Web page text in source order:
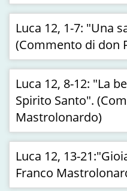
Luca 12, 1-7: "Una
(Commento di don
Luca 12, 8-12: "La
Spirito Santo".
Mastrolonardo)
Luca 12, 13-
Franco